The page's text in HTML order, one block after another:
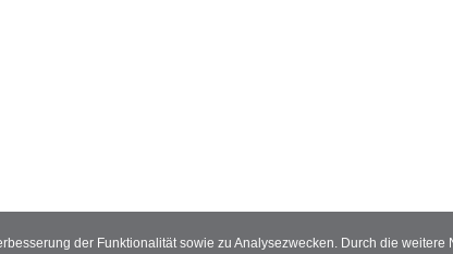
der Funktionalität sowie zu Analysezwecken. Durch die